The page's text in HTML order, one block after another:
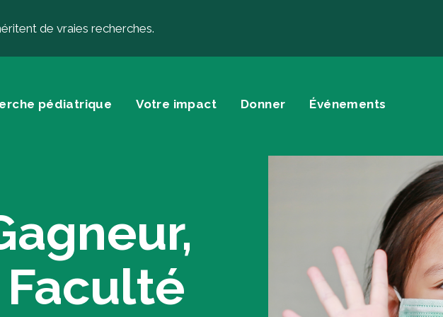
de vraies recherches.
pédiatrique Votre impact Donner Événements
Donner
Dons testamentaires et autres
dons planifiés
Donner… autrement
À propos de la Fondation
Conseil d’administration